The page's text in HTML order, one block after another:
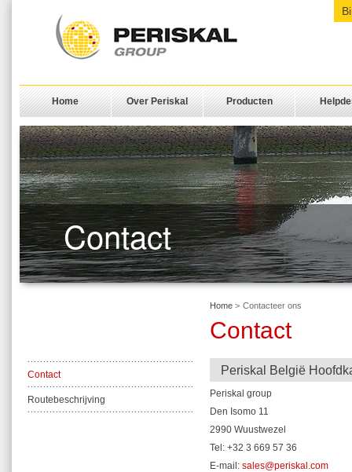
Home Over Periskal Producten
Contact
Home > Contacteer ons
Contact
Contact
Routebeschrijving
Periskal België
Periskal group
Den Isomo 11
2990 Wuustwezel
Tel: +32 3 669 57 36
E-mail:sales@periskal.com